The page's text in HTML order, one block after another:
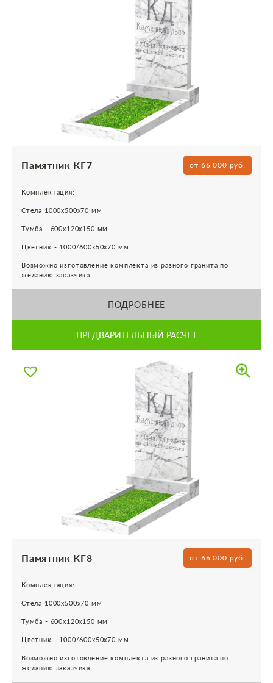
Памятник КГ7 от 66 000 руб.
Комплектация:
Стела 1000х500х70 мм
Тумба - 600х120х150 мм
Цветник - 1000/600х50х70 мм
Возможно изготовление комплекта из разного гранита по
желанию заказчика
ПОДРОБНЕЕ
ПРЕДВАРИТЕЛЬНЫЙ РАСЧЕТ
Памятник КГ8 от 66 000 руб.
Комплектация:
Стела 1000х500х70 мм
Тумба - 600х120х150 мм
Цветник - 1000/600х50х70 мм
Возможно изготовление комплекта из разного гранита по
желанию заказчика